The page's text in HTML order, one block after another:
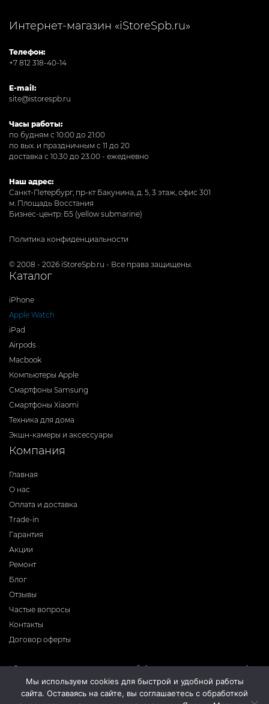
Интернет-магазин «iStoreSpb.ru»
Телефон:
+7 812 318-40-14
E-mail:
site@istorespb.ru
Часы работы:
по будням с 10:00 до 21:00
по вых. и праздничным с 11 до 20
доставка с 10.30 до 23.00 - ежедневно
Наш адрес:
Санкт-Петербург, пр-кт Бакунина, д. 5, 3 этаж, офис 301
м. Площадь Восстания
Бизнес-центр: Б5 (yellow submarine)
Политика конфиденциальности
© 2008 - 2026 iStoreSpb.ru - Все права защищены.
Каталог
iPhone
Apple Watch
iPad
Airpods
Macbook
Компьютеры Apple
Смартфоны Samsung
Смартфоны Xiaomi
Техника для дома
Экшн-камеры и аксессуары
Компания
Главная
О нас
Оплата и доставка
Trade-in
Гарантия
Акции
Ремонт
Блог
Отзывы
Частые вопросы
Контакты
Договор оферты
* Фирма-производитель оставляет за собой право на внесение изменений в
программное обеспечение, дизайн и комплектацию приборов без
предварительного уведомления. Во избежание недоразумений при покупке
приборов уточняйте информацию о комплектации, наличию и цене у
Мы используем cookies для быстрой и удобной работы
сайта. Оставаясь на сайте, вы соглашаетесь с обработкой